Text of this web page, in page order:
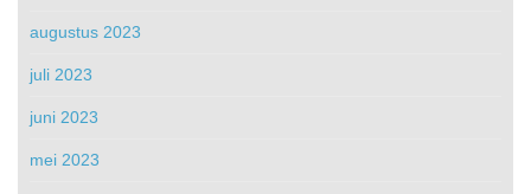
augustus 2023
juli 2023
juni 2023
mei 2023